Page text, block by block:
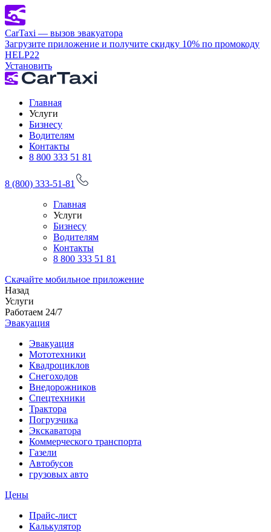
CarTaxi — вызов эвакуатора
Загрузите приложение и получите скидку 10% по промокоду
HELP22
Установить
Главная
Услуги
Бизнесу
Водителям
Контакты
8 800 333 51 81
8 (800) 333-51-81
Главная
Услуги
Бизнесу
Водителям
Контакты
8 800 333 51 81
Скачайте мобильное приложение
Назад
Услуги
Работаем 24/7
Эвакуация
Эвакуация
Мототехники
Квадроциклов
Снегоходов
Внедорожников
Спецтехники
Трактора
Погрузчика
Экскаватора
Коммерческого транспорта
Газели
Автобусов
грузовых авто
Цены
Прайс-лист
Калькулятор